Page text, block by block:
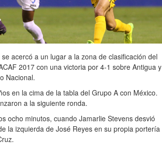
acercó a un lugar a la zona de clasificación del
2017 con una victoria por 4-1 sobre Antigua y
Nacional.
en la cima de la tabla del Grupo A con México.
a la siguiente ronda.
ocho minutos, cuando Jamarlie Stevens desvió
la izquierda de José Reyes en su propia portería